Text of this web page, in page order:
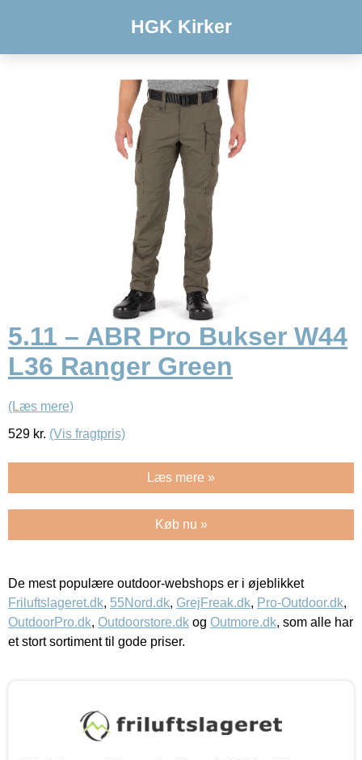
HGK Kirker
5.11 – ABR Pro Bukser W44
L36 Ranger Green
(Læs mere)
529 kr. (Vis fragtpris)
Læs mere »
Køb nu »
De mest populære outdoor-webshops er i øjeblikket
Friluftslageret.dk, 55Nord.dk, GrejFreak.dk, Pro-Outdoor.dk,
OutdoorPro.dk, Outdoorstore.dk og Outmore.dk, som alle har
et stort sortiment til gode priser.